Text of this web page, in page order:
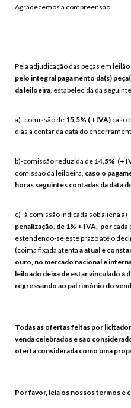
Agradecemos a compreensão.
Pela adjudicação das peças em leilão
pelo integral pagamento da(s)
da leiloeira , estabelecida da
a)- comissão de 15,5% ( +IVA) caso
dias a contar da data do
b)-comissão reduzida de 14,5% (+
comissão da leiloeira, caso o
horas seguintes contadas da data
c)- à comissão indicada sob aliena a)
penalização de 1% + IVA, por cada
estendendo-se este prazo até o
(coima fixada atenta a atual e
ouro, no mercado nacional e
leiloado deixa de estar vinculado à
regressando ao património do
Todas as ofertas feitas por
venda celebrados e são
oferta considerada como uma
Por favor, leia os nossostermos e